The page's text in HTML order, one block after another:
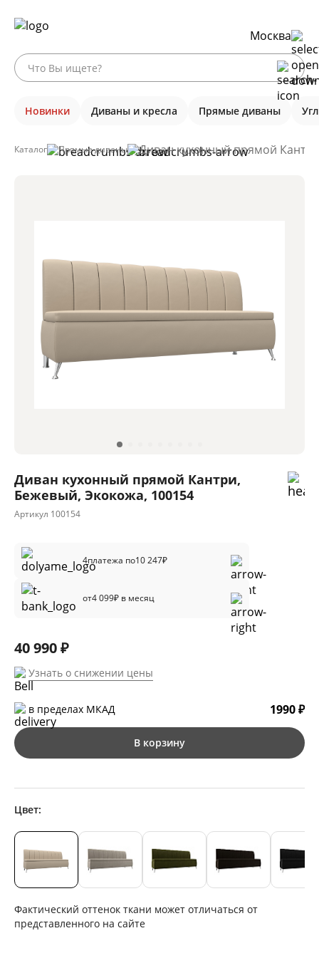
Москва
Новинки Диваны и кресла Прямые диваны
Каталог Прямые диваны Диван кухонный прямой
Диван кухонный прямой Кантри,
Бежевый, Экокожа, 100154
Артикул 100154
4платежа по10 247₽
от4 099₽ в месяц
40 990 ₽
Узнать о снижении цены
в пределах МКАД 1990 ₽
В корзину
Цвет:
Фактический оттенок ткани может отличаться от
представленного на сайте